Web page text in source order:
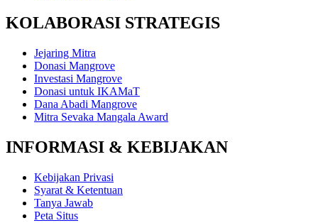
KOLABORASI STRATEGIS
Jejaring Mitra
Donasi Mangrove
Investasi Mangrove
Donasi untuk IKAMaT
Dana Abadi Mangrove
Mitra Sevaka Mangala Award
INFORMASI & KEBIJAKAN
Kebijakan Privasi
Syarat & Ketentuan
Tanya Jawab
Peta Situs